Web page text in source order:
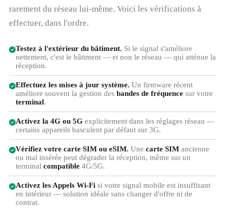
rarement du réseau lui-même. Voici les vérifications à
effectuer, dans l'ordre.
Testez à l'extérieur du bâtiment. Si le signal s'améliore
nettement, c'est le bâtiment — et non le réseau — qui atténue la
réception.
Effectuez les mises à jour système. Un firmware récent
améliore souvent la gestion des bandes de fréquence sur votre
terminal.
Activez la 4G ou 5G explicitement dans les réglages réseau —
certains appareils basculent par défaut sur 3G.
Vérifiez votre carte SIM ou eSIM. Une carte SIM ancienne
ou mal insérée peut dégrader la réception, même sur un
terminal compatible 4G/5G.
Activez les Appels Wi-Fi si votre signal mobile est insuffisant
en intérieur — solution idéale sans changer d'offre ni de
contrat.